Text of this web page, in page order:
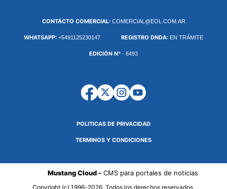
CONTÁCTO COMERCIAL: COMERCIAL@EOL.COM.AR
WHATSAPP: +5491125230147 REGISTRO DNDA: EN TRÁMITE
EDICIÓN Nº - 6493
POLITICAS DE PRIVACIDAD
TERMINOS Y CONDICIONES
Mustang Cloud -CMS para portales de noticias
Copyright (c) 1996-2026. Todos los derechos reservados.